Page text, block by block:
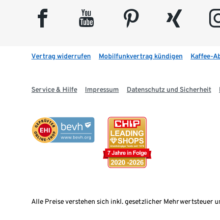
facebook youtube pinterest xing
Vertrag widerrufen Mobilfunkvertrag kündigen Kaffee-
Service & Hilfe Impressum Datenschutz und Sicherheit
Alle Preise verstehen sich inkl. gesetzlicher Mehrwertsteuer